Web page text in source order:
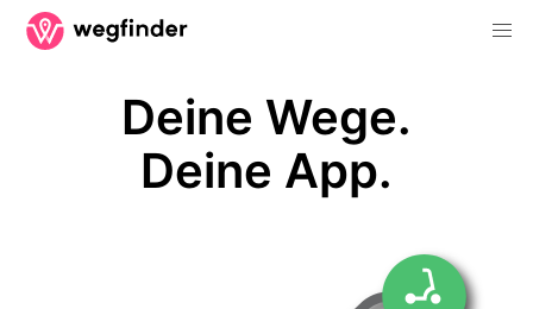
Deine Wege.
Deine App.